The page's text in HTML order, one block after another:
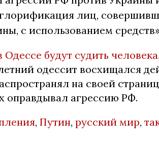
лиц,
с использованием
Одессе будут судить
одессит восхищался
на своей
оправдывал агрессию РФ.
, Путин, русский мир,